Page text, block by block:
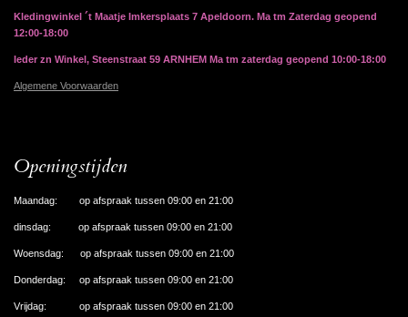
Kledingwinkel ´t Maatje Imkersplaats 7 Apeldoorn. Ma tm Zaterdag geopend
12:00-18:00
Ieder zn Winkel, Steenstraat 59 ARNHEM Ma tm zaterdag geopend 10:00-18:00
Algemene Voorwaarden
Openingstijden
Maandag: op afspraak tussen 09:00 en 21:00
dinsdag: op afspraak tussen 09:00 en 21:00
Woensdag: op afspraak tussen 09:00 en 21:00
Donderdag: op afspraak tussen 09:00 en 21:00
Vrijdag: op afspraak tussen 09:00 en 21:00